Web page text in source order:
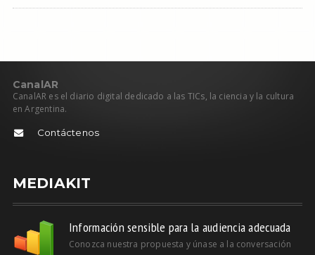
CanalAR
CanalAR es el diario digital dedicado a las TICs, la ciencia y la cultura
en Argentina.
Contáctenos
MEDIAKIT
Información sensible para la audiencia adecuada
Conozca nuestra propuesta y únase a la conversación